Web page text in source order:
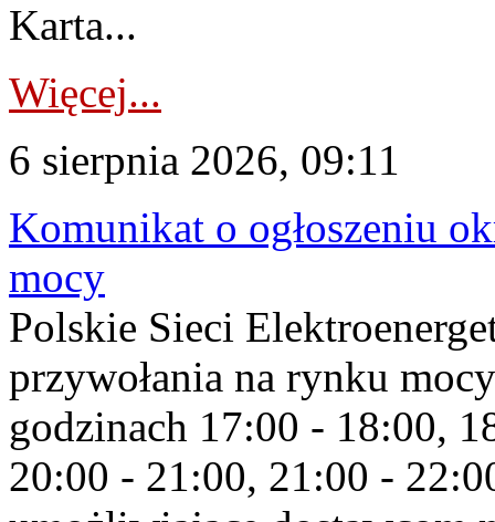
Karta...
Więcej...
6 sierpnia 2026, 09:11
Komunikat o ogłoszeniu
mocy
Polskie Sieci
przywołania na rynku
godzinach 17:00 - 18:00,
20:00 - 21:00, 21:00 -